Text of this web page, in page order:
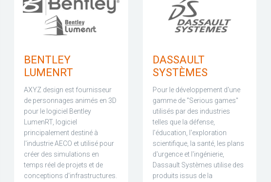
BENTLEY
LUMENRT
AXYZ design est fournisseur
de personnages animés en 3D
pour le logiciel Bentley
LumenRT, logiciel
principalement destiné à
l'industrie AECO et utilisé pour
créer des simulations en
temps réel de projets et de
conceptions d'infrastructures.
DASSAULT
SYSTÈMES
Pour le développement d'une
gamme de "Serious games"
utilisés par des industries
telles que la défense,
l'éducation, l'exploration
scientifique, la santé, les plans
d'urgence et l'ingénierie,
Dassault Systèmes utilise des
produits issus de la